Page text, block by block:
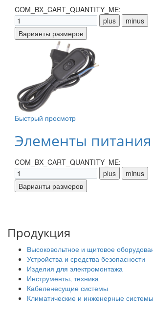
COM_BX_CART_QUANTITY_ME:
Быстрый просмотр
Элементы питания
COM_BX_CART_QUANTITY_ME:
Продукция
Высоковольтное и щитовое
Устройства и средства безопасности
Изделия для электромонтажа
Инструменты, техника
Кабеленесущие системы
Климатические и инженерные системы